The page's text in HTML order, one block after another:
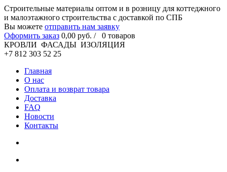
Cтроительные материалы оптом и в розницу для коттеджного
и малоэтажного строительства с доставкой по СПБ
Вы можете отправить нам заявку
Оформить заказ 0,00 руб. / 0 товаров
КРОВЛИ ФАСАДЫ ИЗОЛЯЦИЯ
+7 812 303 52 25
Главная
О нас
Оплата и возврат товара
Доставка
FAQ
Новости
Контакты